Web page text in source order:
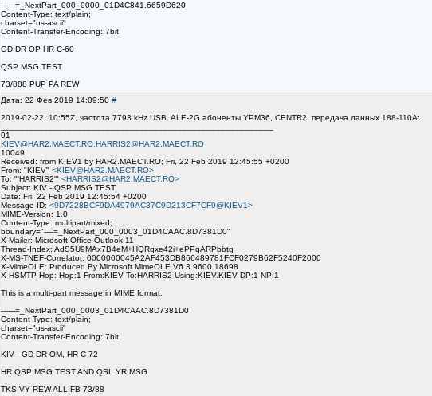
------=_NextPart_000_0000_01D4C841.6659D620
Content-Type: text/plain;
charset="us-ascii"
Content-Transfer-Encoding: 7bit
GD DR OP HR C-60
QSP MSG TEST
73/888 PUP PA REW
Дата: 22 Фев 2019 14:09:50 #
2019-02-22, 10:55Z, частота 7793 kHz USB. ALE-2G абоненты YPM36, CENTR2, передача данных 188-110A:
01
KIEV@HAR2.MAECT.RO,HARRIS2@HAR2.MAECT.RO
10049
Received: from KIEV1 by HAR2.MAECT.RO; Fri, 22 Feb 2019 12:45:55 +0200
From: "KIEV" <KIEV@HAR2.MAECT.RO>
To: "'HARRIS2'" <HARRIS2@HAR2.MAECT.RO>
Subject: KIV - QSP MSG TEST
Date: Fri, 22 Feb 2019 12:45:54 +0200
Message-ID: <9D7228BCF9DA4979AC37C9D213CF7CF9@KIEV1>
MIME-Version: 1.0
Content-Type: multipart/mixed;
boundary="----=_NextPart_000_0003_01D4CAAC.8D7381D0"
X-Mailer: Microsoft Office Outlook 11
Thread-Index: AdS5U9MAx7B4eM+HQRqxe42i+ePPqARPbbtg
X-MS-TNEF-Correlator: 0000000045A2AF453DB866489781FCF0279B62F5240F2000
X-MimeOLE: Produced By Microsoft MimeOLE V6.3.9600.18698
X-HSMTP-Hop: Hop:1 From:KIEV To:HARRIS2 Using:KIEV.KIEV DP:1 NP:1
This is a multi-part message in MIME format.
------=_NextPart_000_0003_01D4CAAC.8D7381D0
Content-Type: text/plain;
charset="us-ascii"
Content-Transfer-Encoding: 7bit
KIV - GD DR OM, HR C-72
HR QSP MSG TEST AND QSL YR MSG
TKS VY REW ALL FB 73/88